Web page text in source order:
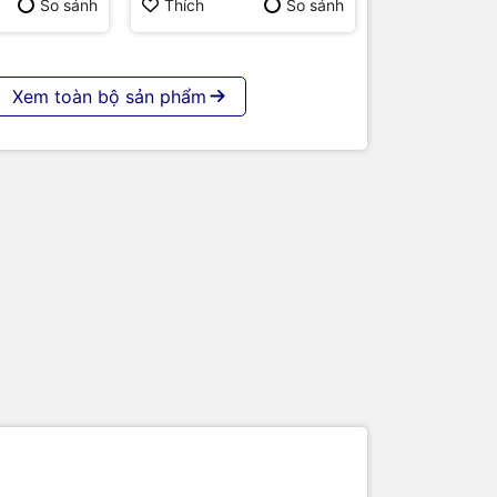
So sánh Thích So sánh
Xem toàn bộ sản phẩm